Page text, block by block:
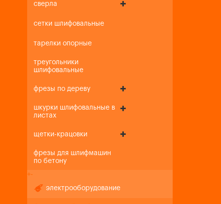
сверла
сетки шлифовальные
тарелки опорные
треугольники
шлифовальные
фрезы по дереву
шкурки шлифовальные в
листах
щетки-крацовки
фрезы для шлифмашин
по бетону
+-
электрооборудование